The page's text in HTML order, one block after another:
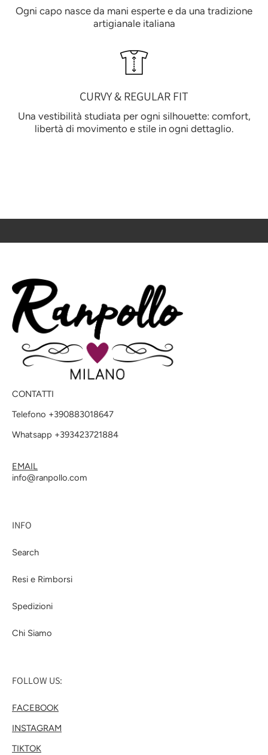
Ogni capo nasce da mani esperte e da una tradizione
artigianale italiana
CURVY & REGULAR FIT
Una vestibilità studiata per ogni silhouette: comfort,
libertà di movimento e stile in ogni dettaglio.
CONTATTI
Telefono +390883018647
Whatsapp +393423721884
EMAIL
info@ranpollo.com
INFO
Search
Resi e Rimborsi
Spedizioni
Chi Siamo
FOLLOW US:
FACEBOOK
INSTAGRAM
TIKTOK